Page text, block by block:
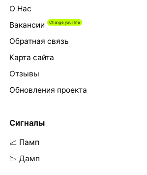
О Нас
Вакансии
Обратная связь
Карта сайта
Отзывы
Обновления проекта
Сигналы
📈 Памп
📉 Дамп